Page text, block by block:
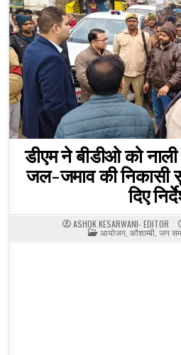
डीएम ने बीडीओ को नाली
जल-जमाव की निकासी
दिए
ASHOK KESARWANI- EDITOR
POSTED
IN
आयोजन, कौशाम्बी, जन